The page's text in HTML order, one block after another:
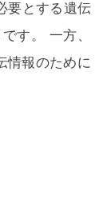
要とする遺伝
す。 一方、
情報のために